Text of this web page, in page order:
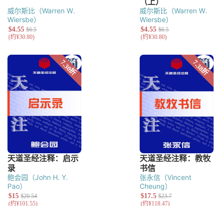
莉‧尼克逊（Rosemary
A. Nixon）
（Derek J. Tidball）
彼得‧亞當（Peter
（Gordon Bridger） 格
萊德希爾（Tom
Gledhill）
威尔斯比（Warren W.
Wiersbe）
威尔斯比（Warren W.
Wiersbe）
鲍会园（John H. Y.
Pao）
张永信（Vincent
Cheung）